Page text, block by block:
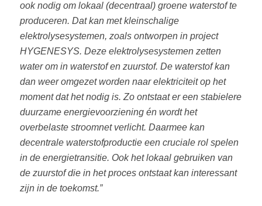
ook nodig om lokaal (decentraal) groene waterstof te
produceren. Dat kan met kleinschalige
elektrolysesystemen, zoals ontworpen in project
HYGENESYS. Deze elektrolysesystemen zetten
water om in waterstof en zuurstof. De waterstof kan
dan weer omgezet worden naar elektriciteit op het
moment dat het nodig is. Zo ontstaat er een stabielere
duurzame energievoorziening én wordt het
overbelaste stroomnet verlicht. Daarmee kan
decentrale waterstofproductie een cruciale rol spelen
in de energietransitie. Ook het lokaal gebruiken van
de zuurstof die in het proces ontstaat kan interessant
zijn in de toekomst.”